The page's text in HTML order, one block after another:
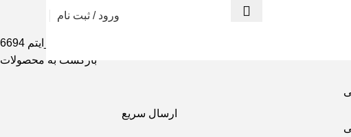
ورود / ثبت نام
ست خانه خرگوش اسباب بازی_ایتم 6694
بازگشت به محصولات
ارسال سریع